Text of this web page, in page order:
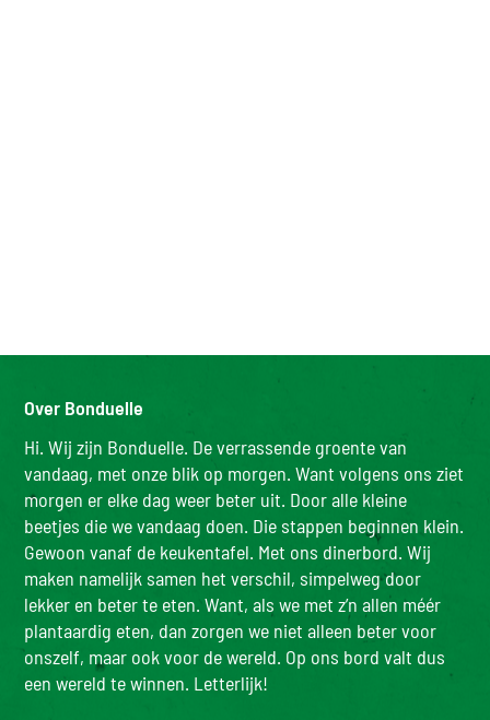
Over Bonduelle
Hi. Wij zijn Bonduelle. De verrassende groente van
vandaag, met onze blik op morgen. Want volgens ons ziet
morgen er elke dag weer beter uit. Door alle kleine
beetjes die we vandaag doen. Die stappen beginnen klein.
Gewoon vanaf de keukentafel. Met ons dinerbord. Wij
maken namelijk samen het verschil, simpelweg door
lekker en beter te eten. Want, als we met z’n allen méér
plantaardig eten, dan zorgen we niet alleen beter voor
onszelf, maar ook voor de wereld. Op ons bord valt dus
een wereld te winnen. Letterlijk!